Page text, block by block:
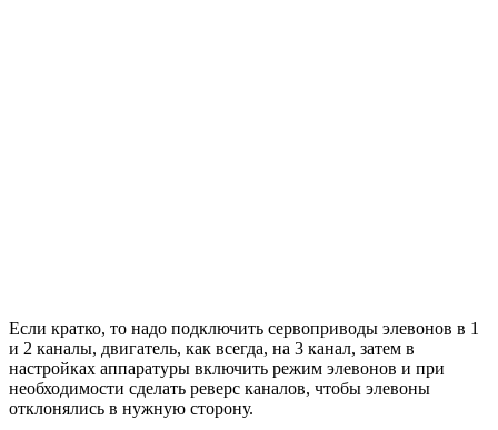
Если кратко, то надо подключить сервоприводы элевонов в 1
и 2 каналы, двигатель, как всегда, на 3 канал, затем в
настройках аппаратуры включить режим элевонов и при
необходимости сделать реверс каналов, чтобы элевоны
отклонялись в нужную сторону.